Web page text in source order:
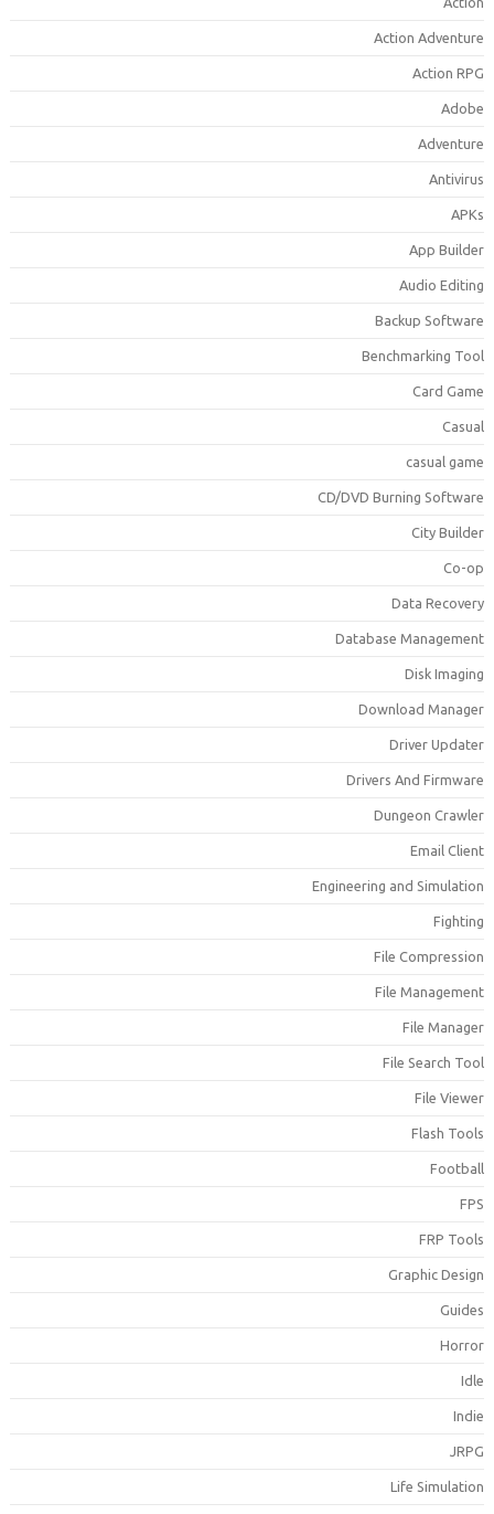
Action
Action
App
Audio
Backup
Benchmarking
Card
casual
CD/DVD Burning
City
Co-
Data
Database
Disk
Download
Driver
Drivers And
Dungeon
Email
Engineering and
File
File
File
File Search
File
Flash
FRP
Graphic
Life